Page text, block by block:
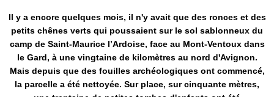
Il y a encore quelques mois, il n'y avait que des ronces et des
petits chênes verts qui poussaient sur le sol sablonneux du
camp de Saint-Maurice l’Ardoise, face au Mont-Ventoux dans
le Gard, à une vingtaine de kilomètres au nord d'Avignon.
Mais depuis que des fouilles archéologiques ont commencé,
la parcelle a été nettoyée. Sur place, sur cinquante mètres,